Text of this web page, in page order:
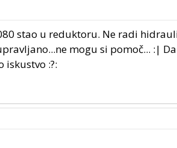
stao u reduktoru. Ne radi
mogu si pomoč... :|
iskustvo :?: